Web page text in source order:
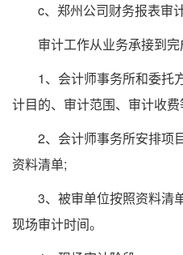
c、郑州公司财务报表审
审计工作从业务承接到完
1、会计师事务所和委托
计目的、审计范围、审计收
2、会计师事务所安排项
资料清单;
3、被审单位按照资料清
现场审计时间。